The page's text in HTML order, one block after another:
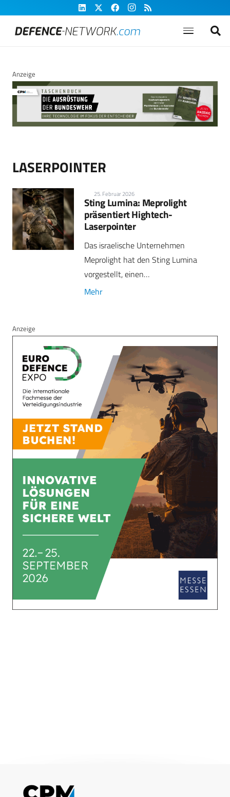
Anzeige
LASERPOINTER
25. Februar 2026
Sting Lumina: Meprolight
präsentiert Hightech-
Laserpointer
Das israelische Unternehmen
Meprolight hat den Sting Lumina
vorgestellt, einen…
Mehr
Anzeige